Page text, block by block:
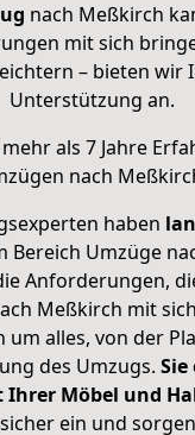
nach Meßkirch
mit sich
– bieten wir
Unterstützung an.
als 7 Jahre
nach
haben
Bereich Umzüge
Anforderungen,
Meßkirch mit
um alles, von der
des Umzugs.
Ihrer Möbel und
ein und